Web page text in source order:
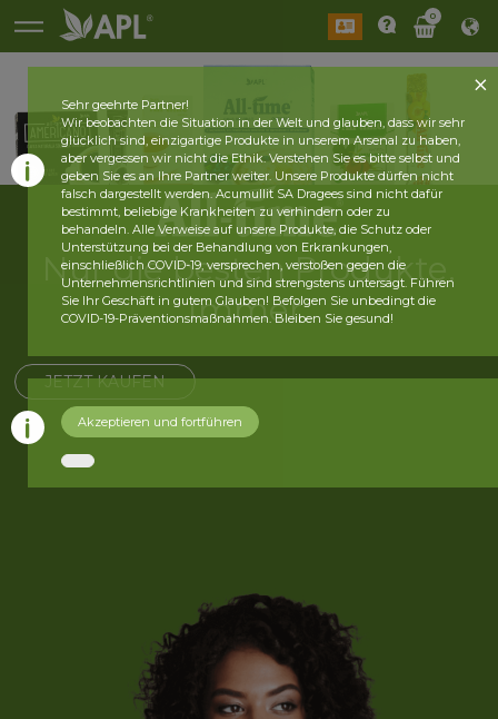
0
Nur die besten Produkte.
Immer.
JETZT KAUFEN
Sehr geehrte Partner!
Wir beobachten die Situation in der Welt und glauben, dass wir sehr
glücklich sind, einzigartige Produkte in unserem Arsenal zu haben,
aber vergessen wir nicht die Ethik. Verstehen Sie es bitte selbst und
geben Sie es an Ihre Partner weiter. Unsere Produkte dürfen nicht
falsch dargestellt werden. Acumullit SA Dragees sind nicht dafür
bestimmt, beliebige Krankheiten zu verhindern oder zu
behandeln. Alle Verweise auf unsere Produkte, die Schutz oder
Unterstützung bei der Behandlung von Erkrankungen,
einschließlich COVID-19, versprechen, verstoßen gegen die
Unternehmensrichtlinien und sind strengstens untersagt. Führen
Sie Ihr Geschäft in gutem Glauben! Befolgen Sie unbedingt die
COVID-19-Präventionsmaßnahmen. Bleiben Sie gesund!
Akzeptieren und fortführen